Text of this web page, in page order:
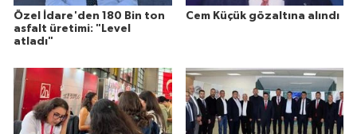
Özel İdare'den 180 Bin ton
asfalt üretimi: "Level
atladı"
Cem Küçük gözaltına alındı